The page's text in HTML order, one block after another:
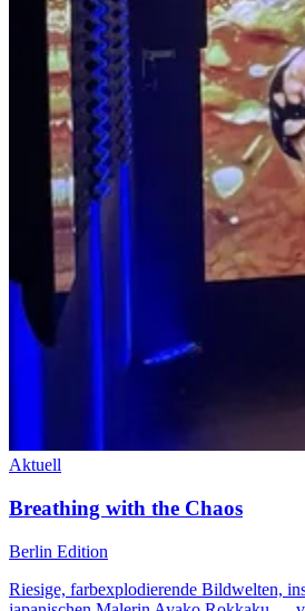
Aktuell
Breathing with the Chaos
Berlin Edition
Riesige, farbexplodierende Bildwelten,